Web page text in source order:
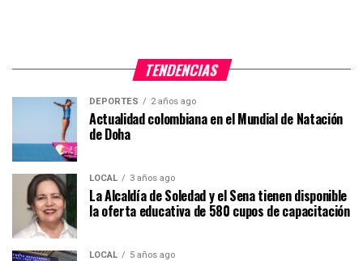
TENDENCIAS
DEPORTES 2 años ago
Actualidad colombiana en el Mundial de Natación
de Doha
LOCAL 3 años ago
La Alcaldía de Soledad y el Sena tienen disponible
la oferta educativa de 580 cupos de capacitación
LOCAL 5 años ago